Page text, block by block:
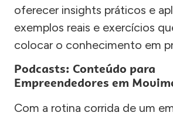
oferecer insights práticos e
exemplos reais e exercícios
colocar o conhecimento em
Podcasts: Conteúdo para
Empreendedores em
Com a rotina corrida de um